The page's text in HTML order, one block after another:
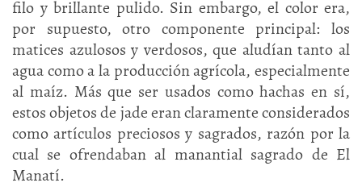
filo y brillante pulido. Sin embargo, el color era,
por supuesto, otro componente principal: los
matices azulosos y verdosos, que aludían tanto al
agua como a la producción agrícola, especialmente
al maíz. Más que ser usados como hachas en sí,
estos objetos de jade eran claramente considerados
como artículos preciosos y sagrados, razón por la
cual se ofrendaban al manantial sagrado de El
Manatí.